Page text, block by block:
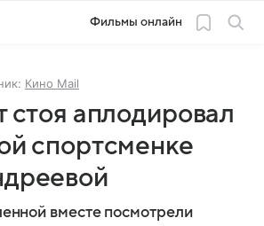
Фильмы онлайн
Кино Mail
стоя аплодировал
спортсменке
вместе посмотрели